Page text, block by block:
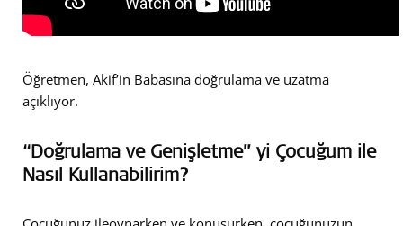
Öğretmen, Akif’in Babasına doğrulama ve uzatma
açıklıyor.
“Doğrulama ve Genişletme” yi Çocuğum ile
Nasıl Kullanabilirim?